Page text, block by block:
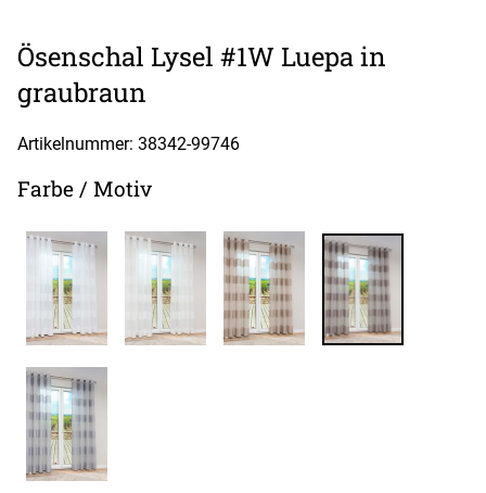
Ösenschal Lysel #1W Luepa in
graubraun
Artikelnummer: 38342-99746
Farbe / Motiv